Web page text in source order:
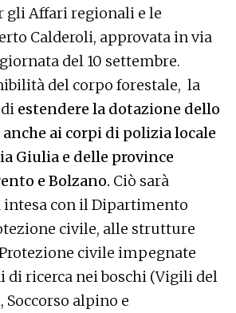
gli Affari regionali e le
Calderoli, approvata in via
del 10 settembre.
del corpo forestale, la
estendere la dotazione dello
ai corpi di polizia locale
Giulia e delle province
e Bolzano. Ciò sarà
intesa con il Dipartimento
civile, alle strutture
civile impegnate
di ricerca nei boschi (Vigili del
alpino e